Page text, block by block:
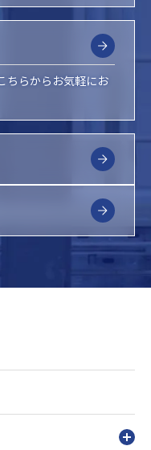
ちらからお気軽にお